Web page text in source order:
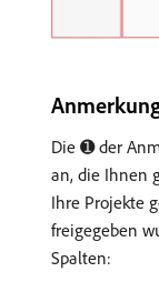
Die ➊ der
an, die Ihnen
Ihre Projekte
freigegeben
Spalten: